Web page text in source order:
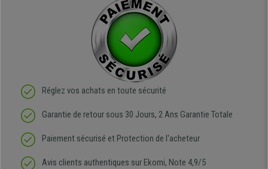
Réglez vos achats en toute sécurité
Garantie de retour sous 30 Jours, 2 Ans Garantie Totale
Paiement sécurisé et Protection de l'acheteur
Avis clients authentiques sur Ekomi, Note 4,9/5